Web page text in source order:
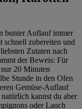
bunter Auflauf immer
schnell zubereiten und
Zutaten nach
der Beweis: Für
20 Minuten
Stunde in den Ofen
Gemüse-Auflauf
kannst du aber
oder Lauch